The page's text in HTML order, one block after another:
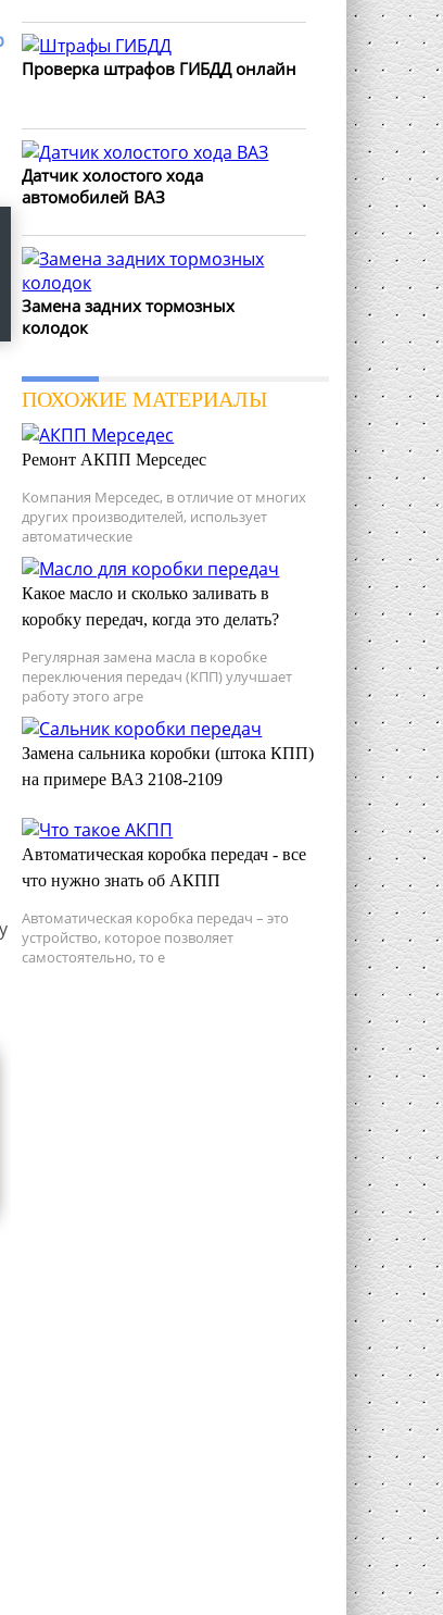
Проверка штрафов ГИБДД онлайн
Датчик холостого хода
автомобилей ВАЗ
Замена задних тормозных
колодок
ПОХОЖИЕ МАТЕРИАЛЫ
Ремонт АКПП Мерседес
Компания Мерседес, в отличие от многих
других производителей, использует
автоматические
Какое масло и сколько заливать в
коробку передач, когда это делать?
Регулярная замена масла в коробке
переключения передач (КПП) улучшает
работу этого агре
Замена сальника коробки (штока КПП)
на примере ВАЗ 2108-2109
Автоматическая коробка передач - все
что нужно знать об АКПП
Автоматическая коробка передач – это
устройство, которое позволяет
самостоятельно, то е